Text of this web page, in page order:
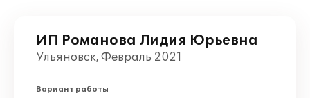
ИП Романова Лидия Юрьевна
Ульяновск, Февраль 2021
Вариант работы